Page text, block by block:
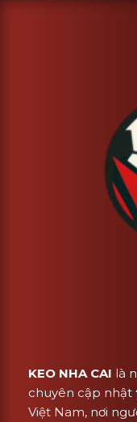
KEO NHA CAI là
chuyên cập nhật
Việt Nam, nơi